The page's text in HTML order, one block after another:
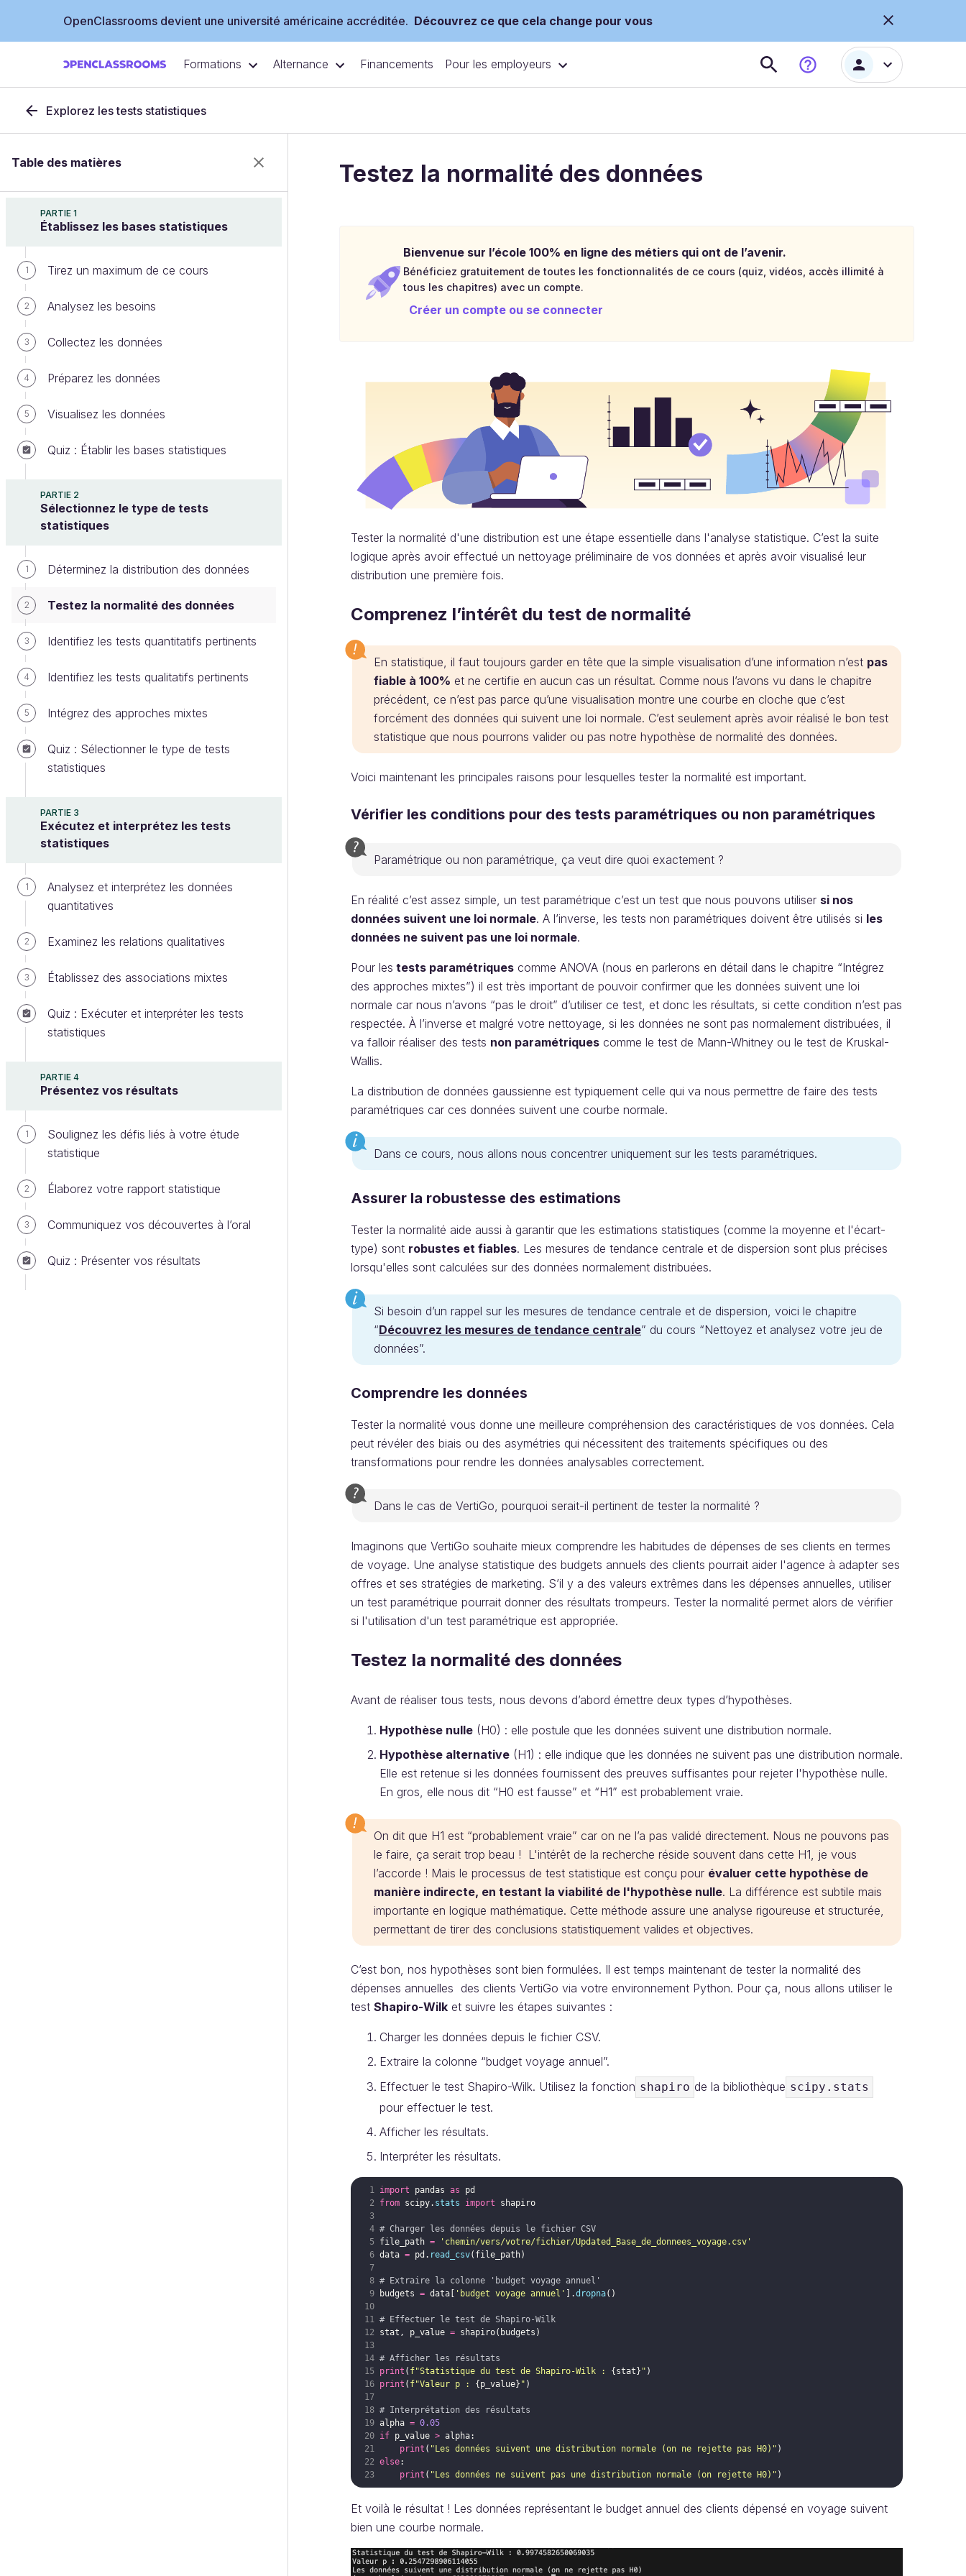
OpenClassrooms devient une université américaine accréditée. Découvrez ce que cela change pour vous
Formations Alternance Financements Pour les employeurs
Explorez les tests statistiques
Table des matières
PARTIE 1
Établissez les bases statistiques
1 Tirez un maximum de ce cours
2 Analysez les besoins
3 Collectez les données
4 Préparez les données
5 Visualisez les données
Quiz : Établir les bases statistiques
PARTIE 2
Sélectionnez le type de tests
statistiques
1 Déterminez la distribution des données
2 Testez la normalité des données
3 Identifiez les tests quantitatifs pertinents
4 Identifiez les tests qualitatifs pertinents
5 Intégrez des approches mixtes
Quiz : Sélectionner le type de tests
statistiques
PARTIE 3
Exécutez et interprétez les tests
statistiques
1
Analysez et interprétez les données
quantitatives
2 Examinez les relations qualitatives
3 Établissez des associations mixtes
Quiz : Exécuter et interpréter les tests
statistiques
PARTIE 4
Présentez vos résultats
1
Soulignez les défis liés à votre étude
statistique
2 Élaborez votre rapport statistique
3 Communiquez vos découvertes à l’oral
Quiz : Présenter vos résultats
Testez la normalité des données
Bienvenue sur l’école 100% en ligne des métiers qui ont de l’avenir.
Bénéficiez gratuitement de toutes les fonctionnalités de ce cours (quiz, vidéos, accès illimité à
tous les chapitres) avec un compte.
Créer un compte ou se connecter
Tester la normalité d'une distribution est une étape essentielle dans l'analyse statistique. C’est la suite
logique après avoir effectué un nettoyage préliminaire de vos données et après avoir visualisé leur
distribution une première fois.
Comprenez l’intérêt du test de normalité
En statistique, il faut toujours garder en tête que la simple visualisation d’une information n’est pas
fiable à 100% et ne certifie en aucun cas un résultat. Comme nous l’avons vu dans le chapitre
précédent, ce n’est pas parce qu’une visualisation montre une courbe en cloche que c’est
forcément des données qui suivent une loi normale. C’est seulement après avoir réalisé le bon test
statistique que nous pourrons valider ou pas notre hypothèse de normalité des données.
Voici maintenant les principales raisons pour lesquelles tester la normalité est important.
Vérifier les conditions pour des tests paramétriques ou non paramétriques
Paramétrique ou non paramétrique, ça veut dire quoi exactement ?
En réalité c’est assez simple, un test paramétrique c’est un test que nous pouvons utiliser si nos
données suivent une loi normale. A l’inverse, les tests non paramétriques doivent être utilisés si les
données ne suivent pas une loi normale.
Pour les tests paramétriques comme ANOVA (nous en parlerons en détail dans le chapitre “Intégrez
des approches mixtes”) il est très important de pouvoir confirmer que les données suivent une loi
normale car nous n’avons “pas le droit” d’utiliser ce test, et donc les résultats, si cette condition n’est pas
respectée. À l’inverse et malgré votre nettoyage, si les données ne sont pas normalement distribuées, il
va falloir réaliser des tests non paramétriques comme le test de Mann-Whitney ou le test de Kruskal-
Wallis.
La distribution de données gaussienne est typiquement celle qui va nous permettre de faire des tests
paramétriques car ces données suivent une courbe normale.
Dans ce cours, nous allons nous concentrer uniquement sur les tests paramétriques.
Assurer la robustesse des estimations
Tester la normalité aide aussi à garantir que les estimations statistiques (comme la moyenne et l'écart-
type) sont robustes et fiables. Les mesures de tendance centrale et de dispersion sont plus précises
lorsqu'elles sont calculées sur des données normalement distribuées.
Si besoin d’un rappel sur les mesures de tendance centrale et de dispersion, voici le chapitre
“Découvrez les mesures de tendance centrale” du cours “Nettoyez et analysez votre jeu de
données”.
Comprendre les données
Tester la normalité vous donne une meilleure compréhension des caractéristiques de vos données. Cela
peut révéler des biais ou des asymétries qui nécessitent des traitements spécifiques ou des
transformations pour rendre les données analysables correctement.
Dans le cas de VertiGo, pourquoi serait-il pertinent de tester la normalité ?
Imaginons que VertiGo souhaite mieux comprendre les habitudes de dépenses de ses clients en termes
de voyage. Une analyse statistique des budgets annuels des clients pourrait aider l'agence à adapter ses
offres et ses stratégies de marketing. S’il y a des valeurs extrêmes dans les dépenses annuelles, utiliser
un test paramétrique pourrait donner des résultats trompeurs. Tester la normalité permet alors de vérifier
si l'utilisation d'un test paramétrique est appropriée.
Testez la normalité des données
Avant de réaliser tous tests, nous devons d’abord émettre deux types d’hypothèses.
Hypothèse nulle (H0) : elle postule que les données suivent une distribution normale.
Hypothèse alternative (H1) : elle indique que les données ne suivent pas une distribution normale.
Elle est retenue si les données fournissent des preuves suffisantes pour rejeter l'hypothèse nulle.
En gros, elle nous dit “H0 est fausse” et “H1” est probablement vraie.
On dit que H1 est “probablement vraie” car on ne l’a pas validé directement. Nous ne pouvons pas
le faire, ça serait trop beau ! L'intérêt de la recherche réside souvent dans cette H1, je vous
l’accorde ! Mais le processus de test statistique est conçu pour évaluer cette hypothèse de
manière indirecte, en testant la viabilité de l'hypothèse nulle. La différence est subtile mais
importante en logique mathématique. Cette méthode assure une analyse rigoureuse et structurée,
permettant de tirer des conclusions statistiquement valides et objectives.
C’est bon, nos hypothèses sont bien formulées. Il est temps maintenant de tester la normalité des
dépenses annuelles des clients VertiGo via votre environnement Python. Pour ça, nous allons utiliser le
test Shapiro-Wilk et suivre les étapes suivantes :
Charger les données depuis le fichier CSV.
Extraire la colonne “budget voyage annuel”.
Effectuer le test Shapiro-Wilk. Utilisez la fonction shapiro de la bibliothèque scipy.stats
pour effectuer le test.
Afficher les résultats.
Interpréter les résultats.
import pandas as
pd
from scipy. stats import shapiro
# Charger les données depuis le fichier CSV
file_path =
'chemin/vers/votre/fichier/Updated_Base_de_donnees_voyage.csv'
data = pd . read_csv( file_path)
# Extraire la colonne 'budget voyage annuel'
budgets = data [ 'budget voyage annuel' ] .dropna( )
# Effectuer le test de Shapiro-Wilk
stat , p_value = shapiro( budgets )
# Afficher les résultats
print ( f"Statistique du test de Shapiro-Wilk : {stat} " )
print ( f"Valeur p : {p_value} " )
# Interprétation des résultats
alpha = 0.05
if p_value > alpha:
print ( "Les données suivent une distribution normale (on ne rejette pas H0)" )
else:
print ( "Les données ne suivent pas une distribution normale (on rejette H0)" )
Et voilà le résultat ! Les données représentant le budget annuel des clients dépensé en voyage suivent
bien une courbe normale.